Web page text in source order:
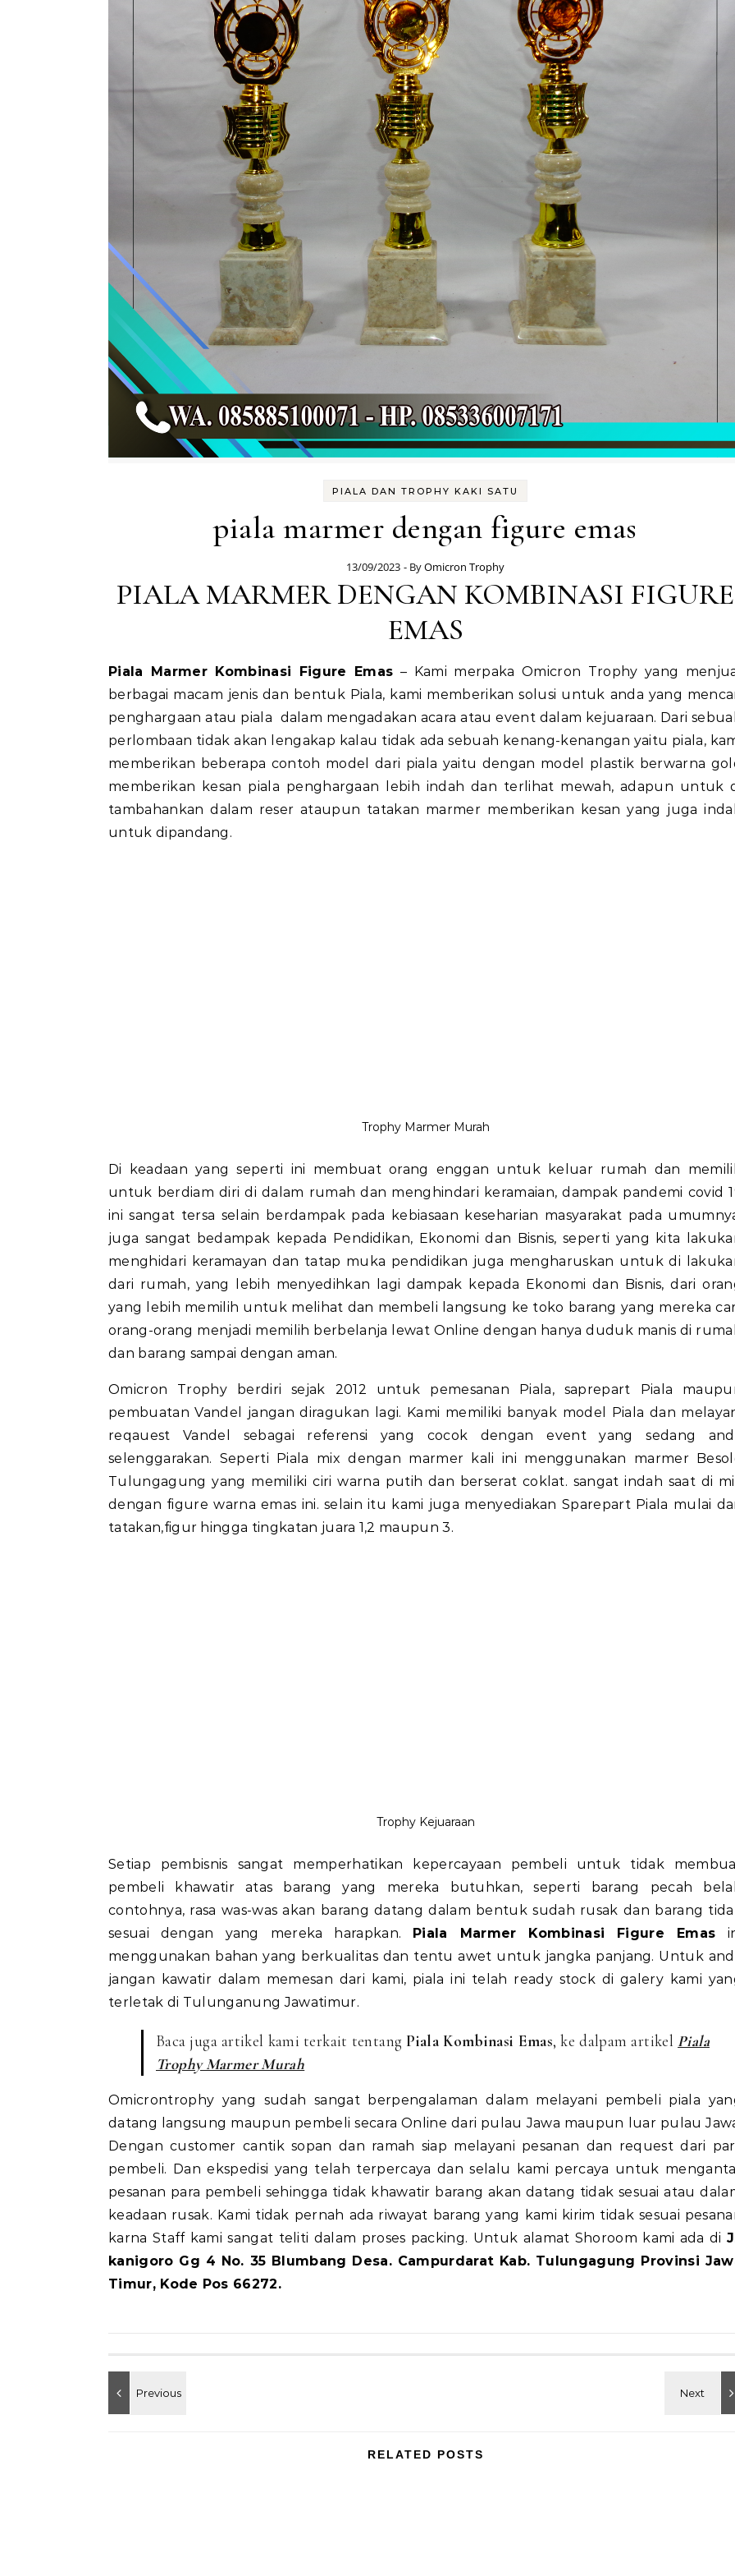
PIALA DAN TROPHY KAKI SATU
piala marmer dengan figure emas
13/09/2023 - ByOmicron Trophy
PIALA MARMER DENGAN KOMBINASI FIGURE
EMAS
Piala Marmer Kombinasi Figure Emas – Kami merpaka Omicron Trophy yang
berbagai macam jenis dan bentuk Piala, kami memberikan solusi untuk anda yang
penghargaan atau piala dalam mengadakan acara atau event dalam kejuaraan. Dari
perlombaan tidak akan lengakap kalau tidak ada sebuah kenang-kenangan yaitu piala,
memberikan beberapa contoh model dari piala yaitu dengan model plastik berwarna
memberikan kesan piala penghargaan lebih indah dan terlihat mewah, adapun untuk
tambahankan dalam reser ataupun tatakan marmer memberikan kesan yang juga
untuk dipandang.
Trophy Marmer Murah
Di keadaan yang seperti ini membuat orang enggan untuk keluar rumah dan
untuk berdiam diri di dalam rumah dan menghindari keramaian, dampak pandemi covid
ini sangat tersa selain berdampak pada kebiasaan keseharian masyarakat pada
juga sangat bedampak kepada Pendidikan, Ekonomi dan Bisnis, seperti yang kita
menghidari keramayan dan tatap muka pendidikan juga mengharuskan untuk di
dari rumah, yang lebih menyedihkan lagi dampak kepada Ekonomi dan Bisnis, dari
yang lebih memilih untuk melihat dan membeli langsung ke toko barang yang mereka
orang-orang menjadi memilih berbelanja lewat Online dengan hanya duduk manis di
dan barang sampai dengan aman.
Omicron Trophy berdiri sejak 2012 untuk pemesanan Piala, saprepart Piala
pembuatan Vandel jangan diragukan lagi. Kami memiliki banyak model Piala dan
reqauest Vandel sebagai referensi yang cocok dengan event yang sedang
selenggarakan. Seperti Piala mix dengan marmer kali ini menggunakan marmer
Tulungagung yang memiliki ciri warna putih dan berserat coklat. sangat indah saat di
dengan figure warna emas ini. selain itu kami juga menyediakan Sparepart Piala mulai
tatakan,figur hingga tingkatan juara 1,2 maupun 3.
Trophy Kejuaraan
Setiap pembisnis sangat memperhatikan kepercayaan pembeli untuk tidak
pembeli khawatir atas barang yang mereka butuhkan, seperti barang pecah
contohnya, rasa was-was akan barang datang dalam bentuk sudah rusak dan barang
sesuai dengan yang mereka harapkan. Piala Marmer Kombinasi Figure Emas
menggunakan bahan yang berkualitas dan tentu awet untuk jangka panjang. Untuk
jangan kawatir dalam memesan dari kami, piala ini telah ready stock di galery kami
terletak di Tulunganung Jawatimur.
Baca juga artikel kami terkait tentang Piala Kombinasi Emas, ke dalpam artikel Piala
Trophy Marmer Murah
Omicrontrophy yang sudah sangat berpengalaman dalam melayani pembeli piala
datang langsung maupun pembeli secara Online dari pulau Jawa maupun luar pulau
Dengan customer cantik sopan dan ramah siap melayani pesanan dan request dari
pembeli. Dan ekspedisi yang telah terpercaya dan selalu kami percaya untuk
pesanan para pembeli sehingga tidak khawatir barang akan datang tidak sesuai atau
keadaan rusak. Kami tidak pernah ada riwayat barang yang kami kirim tidak sesuai
karna Staff kami sangat teliti dalam proses packing. Untuk alamat Shoroom kami ada di
kanigoro Gg 4 No. 35 Blumbang Desa. Campurdarat Kab. Tulungagung Provinsi
Timur, Kode Pos 66272.
RELATED POSTS